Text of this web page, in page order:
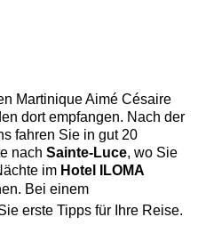
Martinique Aimé Césaire
dort empfangen. Nach der
fahren Sie in gut 20
nach Sainte-Luce, wo Sie
im Hotel ILOMA
Bei einem
erste Tipps für Ihre Reise.